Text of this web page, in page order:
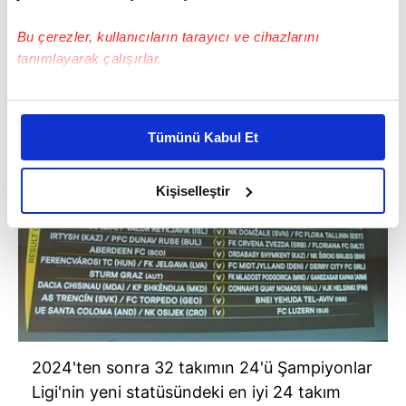
Bu çerezler, kullanıcıların tarayıcı ve cihazlarını
tanımlayarak çalışırlar.
Bu çerezlere izin vermeniz halinde sizlere özel
daha iyi reklam deneyimi yaşatabiliriz. Bunu yaparken
amacımızın size daha iyi bir reklam deneyimi sunmak
olduğunu ve sizlere en iyi içerikleri sunabilmek adına
elimizden gelen çabayı gösterdiğimizi ve bu noktada,
reklamların maliyetlerimizi karşılamak noktasında tek gelir
kalemimiz olduğunu sizlere hatırlatmak isteriz.
Her halükârda, kullanıcılar, bu çerezlere izin vermedikleri
takdirde, kullanıcılara hedefli reklamlar
gösterilmeyecektir."
Sizlere daha iyi bir hizmet sunabilmek için İnternet
Tümünü Kabul Et
Kişiselleştir
2024'ten sonra 32 takımın 24'ü Şampiyonlar
Ligi'nin yeni statüsündeki en iyi 24 takım